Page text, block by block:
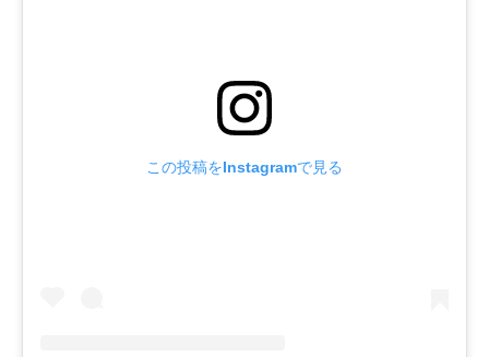
この投稿をInstagramで見る